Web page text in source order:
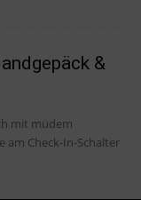
&
mit müdem
am Check-In-Schalter